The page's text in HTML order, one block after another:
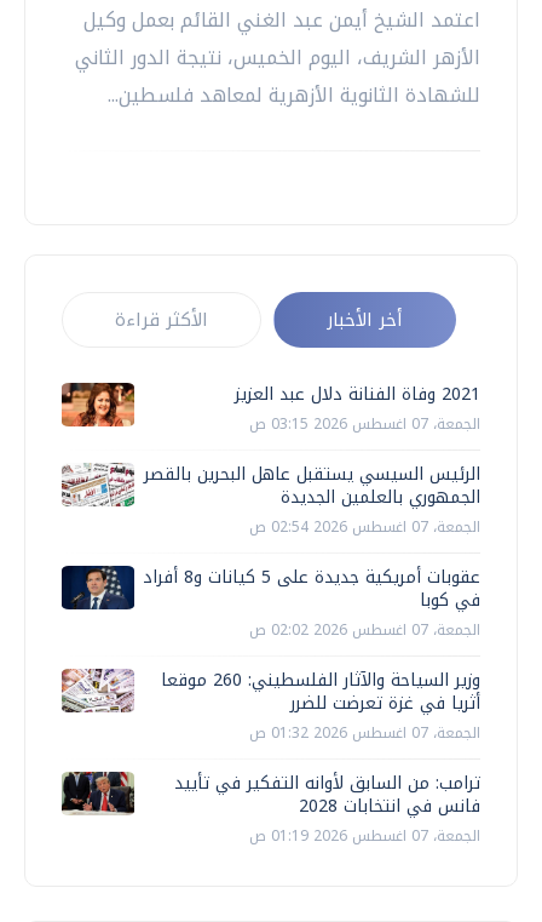
اعتمد الشيخ أيمن عبد الغني القائم بعمل وكيل
الأزهر الشريف، اليوم الخميس، نتيجة الدور الثاني
للشهادة الثانوية الأزهرية لمعاهد فلسطين...
أخر الأخبار الأكثر قراءة
2021 وفاة الفنانة دلال عبد العزيز
الجمعة، 07 اغسطس 2026 03:15 ص
الرئيس السيسي يستقبل عاهل البحرين بالقصر
الجمهوري بالعلمين الجديدة
الجمعة، 07 اغسطس 2026 02:54 ص
عقوبات أمريكية جديدة على 5 كيانات و8 أفراد
في كوبا
الجمعة، 07 اغسطس 2026 02:02 ص
وزير السياحة والآثار الفلسطيني: 260 موقعا
أثريا في غزة تعرضت للضرر
الجمعة، 07 اغسطس 2026 01:32 ص
ترامب: من السابق لأوانه التفكير في تأييد
فانس في انتخابات 2028
الجمعة، 07 اغسطس 2026 01:19 ص